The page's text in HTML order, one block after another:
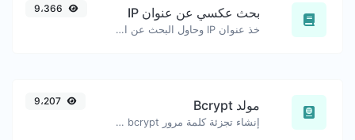
بحث عكسي عن عنوان IP
خذ عنوان IP وحاول البحث عن النطاق/المضيف المرتبط به.
مولد Bcrypt
إنشاء تجزئة كلمة مرور bcrypt لأي سلسلة إدخال.